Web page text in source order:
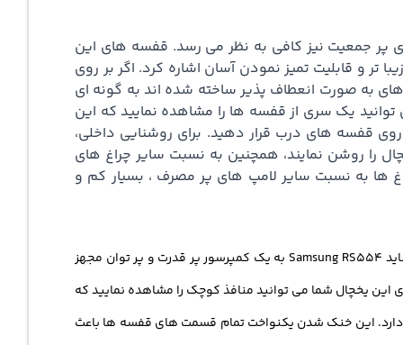
یخچال آر اس 554 سامسونگ حتی برای خانواده های پر جمعیت نیز کافی به نظر می رسد. قفسه های این
و قابلیت تمیز نمودن آسان اشاره کرد. اگر بر روی
به صورت انعطاف پذیر ساخته شده اند به گونه ای
توانید یک سری از قفسه ها را مشاهده نمایید که این
روی قفسه های درب قرار دهید. برای روشنایی داخلی،
را روشن نمایند، همچنین به نسبت سایر چراغ های
ها به نسبت سایر لامپ های پر مصرف ، بسیار کم و
یکی از دلایلی که این یخچال طرفداران زیاد را به خود اختصاص داده است، توان تولید خنک کنندگی به میزان بالا می باشد. یخچال ساید بای ساید Samsung RS554 به یک کمپرسور پر قدرت و پر توان مجهز
یخچال شما می توانید منافذ کوچک را مشاهده نمایید که
دارد. این خنک شدن یکنواخت تمام قسمت های قفسه ها باعث